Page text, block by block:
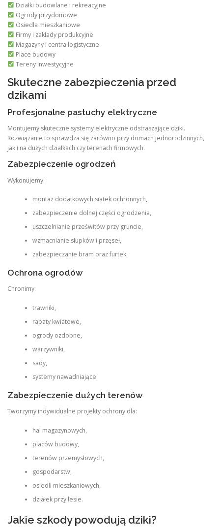
Działki budowlane i rekreacyjne
Ogrody przydomowe
Osiedla mieszkaniowe
Firmy i zakłady produkcyjne
Magazyny i centra logistyczne
Place budowy
Tereny inwestycyjne
Skuteczne zabezpieczenia przed
dzikami
Profesjonalne pastuchy elektryczne
Montujemy skuteczne systemy elektryczne odstraszające dziki.
Rozwiązanie to sprawdza się zarówno przy domach jednorodzinnych,
jak i na dużych działkach czy terenach firmowych.
Zabezpieczenie ogrodzeń
Wykonujemy:
montaż dodatkowych siatek ochronnych,
zabezpieczenie dolnej części ogrodzenia,
uszczelnianie prześwitów przy gruncie,
wzmacnianie słupków i przęseł,
zabezpieczanie bram oraz furtek.
Ochrona ogrodów
Chronimy:
trawniki,
rabaty kwiatowe,
ogrody ozdobne,
warzywniki,
sady,
systemy nawadniające.
Zabezpieczenie dużych terenów
Tworzymy indywidualne projekty ochrony dla:
hal magazynowych,
placów budowy,
terenów przemysłowych,
gospodarstw,
osiedli mieszkaniowych,
działek przy lesie.
Jakie szkody powodują dziki?